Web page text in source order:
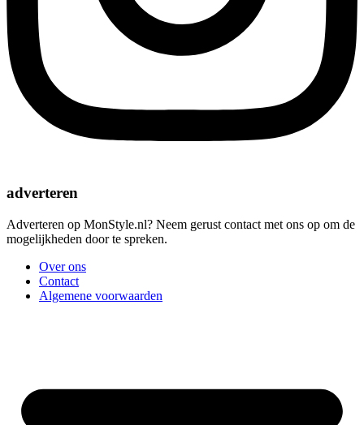
adverteren
Adverteren op MonStyle.nl? Neem gerust contact met ons op om de
mogelijkheden door te spreken.
Over ons
Contact
Algemene voorwaarden